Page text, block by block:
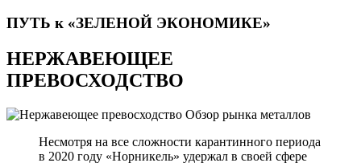
ПУТЬ к «ЗЕЛЕНОЙ ЭКОНОМИКЕ»
НЕРЖАВЕЮЩЕЕ
ПРЕВОСХОДСТВО
Обзор рынка металлов
Несмотря на все сложности карантинного периода
в 2020 году «Норникель» удержал в своей сфере